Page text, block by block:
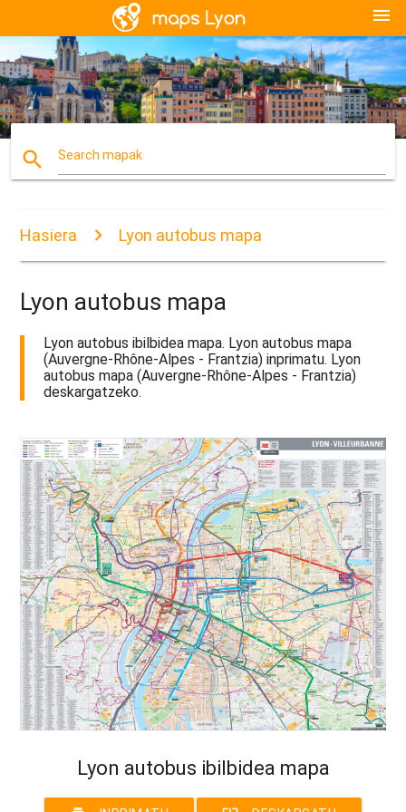
menu
search Search mapak
Hasiera Lyon autobus mapa
Lyon autobus mapa
Lyon autobus ibilbidea mapa. Lyon autobus mapa
(Auvergne-Rhône-Alpes - Frantzia) inprimatu. Lyon
autobus mapa (Auvergne-Rhône-Alpes - Frantzia)
deskargatzeko.
Lyon autobus ibilbidea mapa